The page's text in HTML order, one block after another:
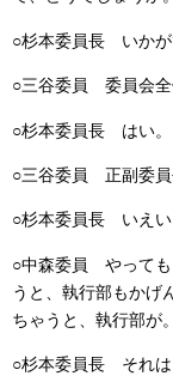
○杉本委員長 いかが
○三谷委員 委員会全
○杉本委員長 はい。
○三谷委員 正副委員
○杉本委員長 いえい
○中森委員 やって
うと、執行部もかげ
ちゃうと、執行部が。
○杉本委員長 それは